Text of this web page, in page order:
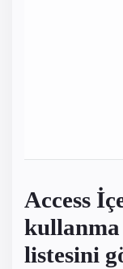
Access
kullanma
listesini